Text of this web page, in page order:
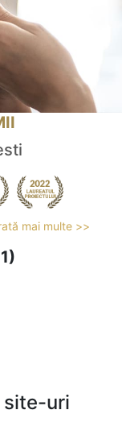
mai multe >>
site-uri